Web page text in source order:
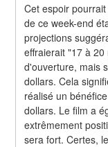
Cet espoir
de ce week-end
projections
effraierait "17 à
d'ouverture, mais
dollars. Cela
réalisé un
dollars. Le film a
extrêmement
sera fort. Certes,